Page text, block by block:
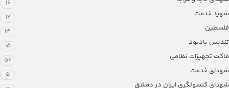
16
شهید خدمت 12
فلسطین 13
تندیس یادبود 15
ماکت تجهیزات نظامی 56
شهدای خدمت 5
شهدای کنسولگری ایران در دمشق